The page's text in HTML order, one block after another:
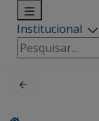
Institucional
Pesquisar
por: